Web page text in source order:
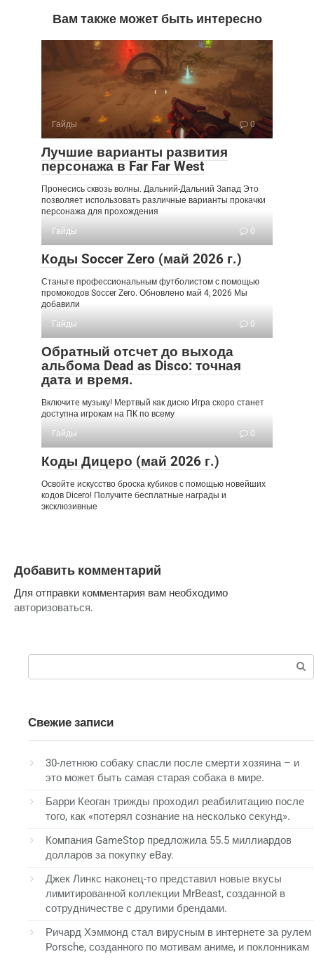
Вам также может быть интересно
Гайды 0
Лучшие варианты развития
персонажа в Far Far West
Пронесись сквозь волны. Дальний-Дальний Запад Это
позволяет использовать различные варианты прокачки
персонажа для прохождения
Гайды
0
Коды Soccer Zero (май 2026 г.)
Станьте профессиональным футболистом с помощью
промокодов Soccer Zero. Обновлено май 4, 2026 Мы
добавили
Гайды
0
Обратный отсчет до выхода
альбома Dead as Disco: точная
дата и время.
Включите музыку! Мертвый как диско Игра скоро станет
доступна игрокам на ПК по всему
Гайды
0
Коды Дицеро (май 2026 г.)
Освойте искусство броска кубиков с помощью новейших
кодов Dicero! Получите бесплатные награды и
эксклюзивные
Добавить комментарий
Для отправки комментария вам необходимо
авторизоваться.
Поиск:
Свежие записи
30-летнюю собаку спасли после смерти хозяина – и
это может быть самая старая собака в мире.
Барри Кеоган трижды проходил реабилитацию после
того, как «потерял сознание на несколько секунд».
Компания GameStop предложила 55.5 миллиардов
долларов за покупку eBay.
Джек Линкс наконец-то представил новые вкусы
лимитированной коллекции MrBeast, созданной в
сотрудничестве с другими брендами.
Ричард Хэммонд стал вирусным в интернете за рулем
Porsche, созданного по мотивам аниме, и поклонникам